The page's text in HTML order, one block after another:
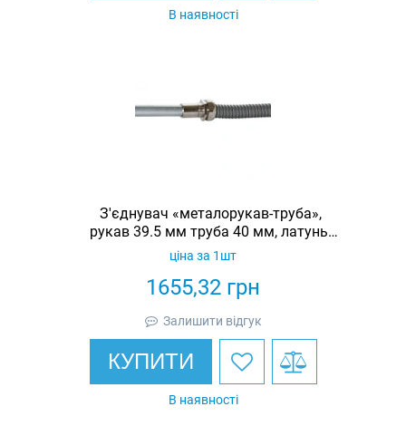
В наявності
З'єднувач «металорукав-труба»,
рукав 39.5 мм труба 40 мм, латунь,
IP67
1655,32 грн
ціна за 1шт
Залишити відгук
КУПИТИ
В наявності